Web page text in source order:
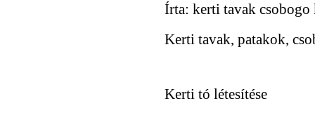
Írta: kerti tavak
Kerti tavak, patakok,
Kerti tó létesítése